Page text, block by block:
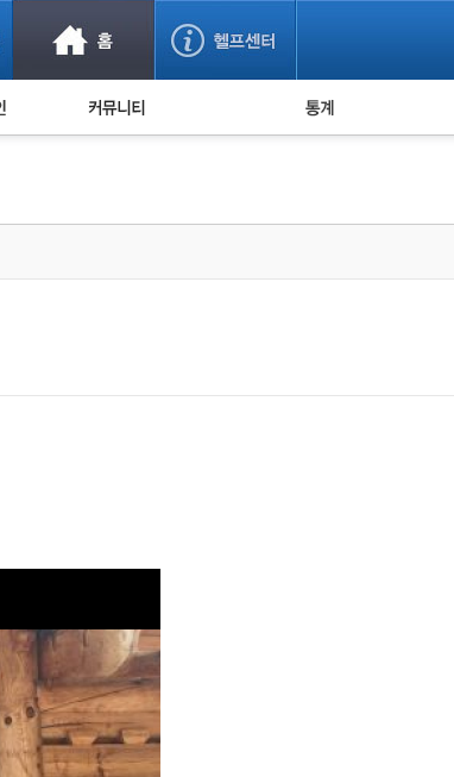
사기 예방했어요! 누적 피해사례 통계